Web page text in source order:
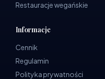
Restauracje wegańskie
Informacje
Cennik
Regulamin
Polityka prywatności